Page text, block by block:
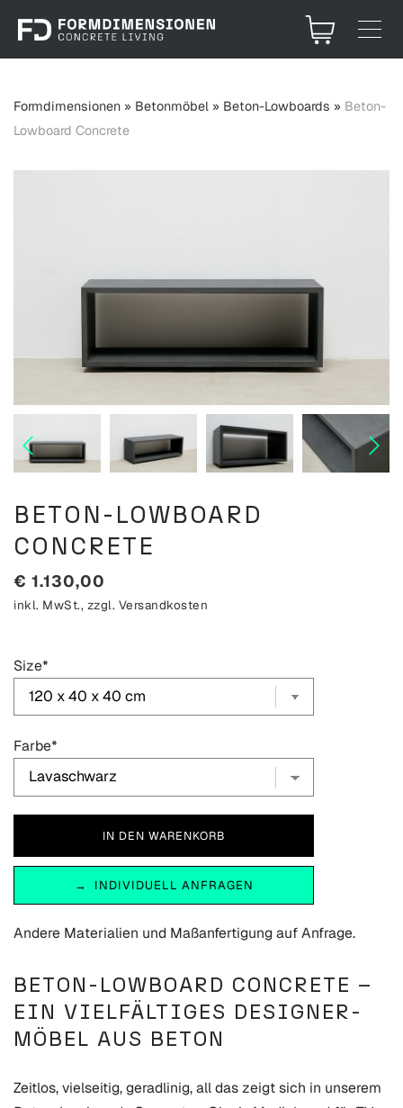
Formdimensionen » Betonmöbel » Beton-Lowboards » Beton-
Lowboard Concrete
BETON-LOWBOARD
CONCRETE
€ 1.130,00
inkl. MwSt., zzgl. Versandkosten
Size*
Farbe*
INDIVIDUELL ANFRAGEN
Andere Materialien und Maßanfertigung auf Anfrage.
BETON-LOWBOARD CONCRETE –
EIN VIELFÄLTIGES DESIGNER­
MÖBEL AUS BETON
Zeitlos, vielseitig, geradlinig, all das zeigt sich in unserem